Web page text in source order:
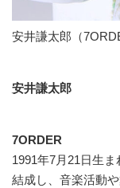
安井謙太郎（
安井謙太郎
7ORDER
1991年7月21日生
結成し、音楽活動